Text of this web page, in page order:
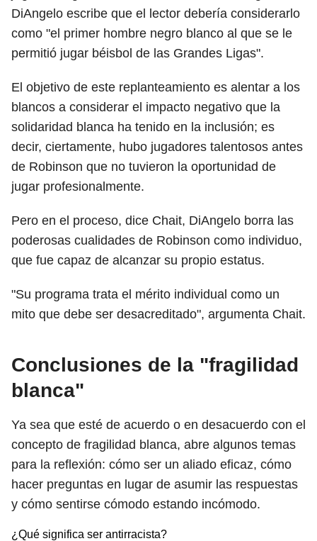
DiAngelo escribe que el lector debería considerarlo
como "el primer hombre negro blanco al que se le
permitió jugar béisbol de las Grandes Ligas".
El objetivo de este replanteamiento es alentar a los
blancos a considerar el impacto negativo que la
solidaridad blanca ha tenido en la inclusión; es
decir, ciertamente, hubo jugadores talentosos antes
de Robinson que no tuvieron la oportunidad de
jugar profesionalmente.
Pero en el proceso, dice Chait, DiAngelo borra las
poderosas cualidades de Robinson como individuo,
que fue capaz de alcanzar su propio estatus.
"Su programa trata el mérito individual como un
mito que debe ser desacreditado", argumenta Chait.
Conclusiones de la "fragilidad
blanca"
Ya sea que esté de acuerdo o en desacuerdo con el
concepto de fragilidad blanca, abre algunos temas
para la reflexión: cómo ser un aliado eficaz, cómo
hacer preguntas en lugar de asumir las respuestas
y cómo sentirse cómodo estando incómodo.
¿Qué significa ser antirracista?